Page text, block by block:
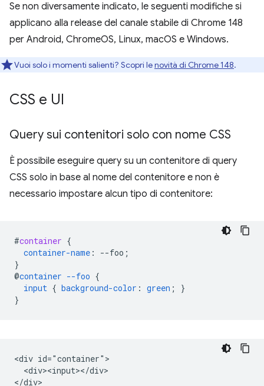
Se non diversamente indicato, le seguenti modifiche si
applicano alla release del canale stabile di Chrome 148
per Android, ChromeOS, Linux, macOS e Windows.
Vuoi solo i momenti salienti? Scopri lenovità di Chrome 148.
CSS e UI
Query sui contenitori solo con nome CSS
È possibile eseguire query su un contenitore di query
CSS solo in base al nome del contenitore e non è
necessario impostare alcun tipo di contenitore:
#container {
container-name : --foo ;
}
@container --foo {
input { background-color : green ;
}
}
<div id="container">
  <div><input></div>